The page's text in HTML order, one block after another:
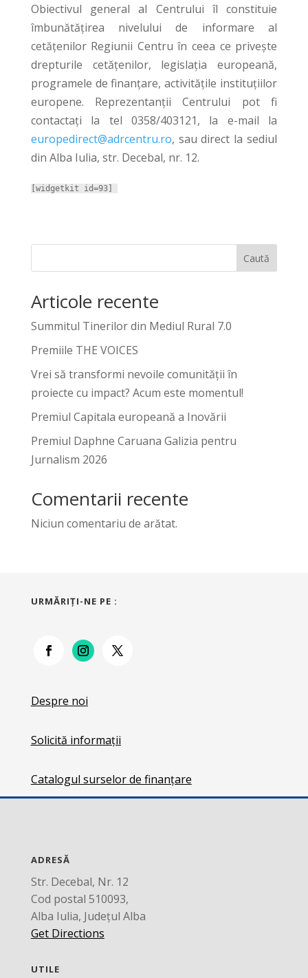
Obiectivul general al Centrului îl constituie
îmbunătăţirea nivelului de informare al
cetăţenilor Regiunii Centru în ceea ce priveşte
drepturile cetăţenilor, legislaţia europeană,
programele de finanţare, activităţile instituţiilor
europene. Reprezentanții Centrului pot fi
contactaţi la tel 0358/403121, la e-mail la
europedirect@adrcentru.ro, sau direct la sediul
din Alba Iulia, str. Decebal, nr. 12.
[widgetkit id=93]
Caută
Articole recente
Summitul Tinerilor din Mediul Rural 7.0
Premiile THE VOICES
Vrei să transformi nevoile comunității în
proiecte cu impact? Acum este momentul!
Premiul Capitala europeană a Inovării
Premiul Daphne Caruana Galizia pentru
Jurnalism 2026
Comentarii recente
Niciun comentariu de arătat.
URMĂRIŢI-NE PE :
Despre noi
Solicită informații
Catalogul surselor de finanțare
ADRESĂ
Str. Decebal, Nr. 12
Cod postal 510093,
Alba Iulia, Județul Alba
Get Directions
UTILE